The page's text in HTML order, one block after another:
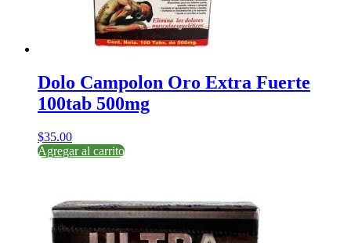
Dolo Campolon Oro Extra Fuerte
100tab 500mg
$35.00
Agregar al carrito